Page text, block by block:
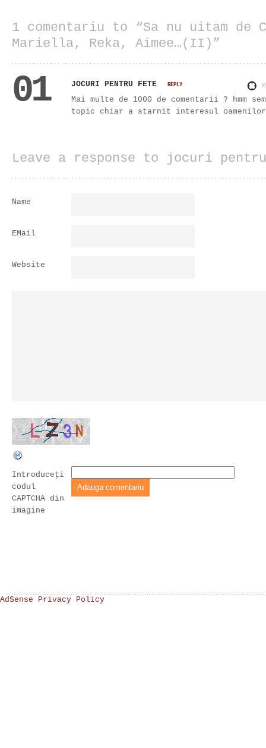
1 comentariu to “Sa nu uitam de
Mariella, Reka, Aimee…(II)”
01 JOCURI PENTRU FETE REPLY
Mai multe de 1000 de comentarii ? hmm
topic chiar a starnit interesul oamenilor
Leave a response to jocuri
Name
EMail
Website
Introduceţi
codul
CAPTCHA din
imagine
AdSense Privacy Policy